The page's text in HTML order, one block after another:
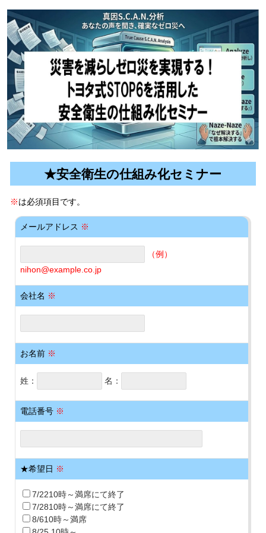
★安全衛生の仕組み化セミナー
※は必須項目です。
メールアドレス ※
（例）
nihon@example.co.jp
会社名 ※
お名前※
姓： 名：
電話番号※
★希望日 ※
7/2210時～満席にて終了
7/2810時～満席にて終了
8/610時～満席